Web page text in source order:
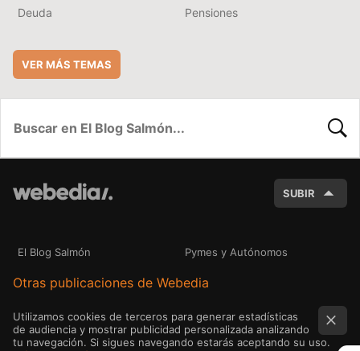
Deuda Pensiones
VER MÁS TEMAS
SUBIR
El Blog Salmón Pymes y Autónomos
Otras publicaciones de Webedia
Utilizamos cookies de terceros para generar estadísticas
de audiencia y mostrar publicidad personalizada analizando
tu navegación. Si sigues navegando estarás aceptando su uso.